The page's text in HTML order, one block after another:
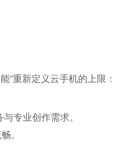
”重新定义云手机的上限：
专业创作需求。
。